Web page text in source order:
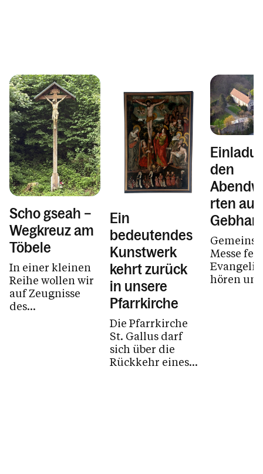
Scho gseah –
Wegkreuz am
Töbele
In einer kleinen
Reihe wollen wir
auf Zeugnisse
des
christlichenGlaubens
Ein
bedeutendes
Kunstwerk
kehrt zurück
in unsere
Pfarrkirche
Die Pfarrkirche
St. Gallus darf
sich über die
Rückkehr eines
den
rten auf
Messe
hören